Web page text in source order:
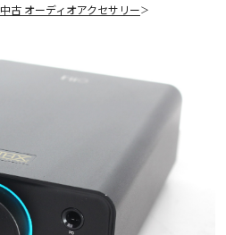
中古 オーディオアクセサリー＞